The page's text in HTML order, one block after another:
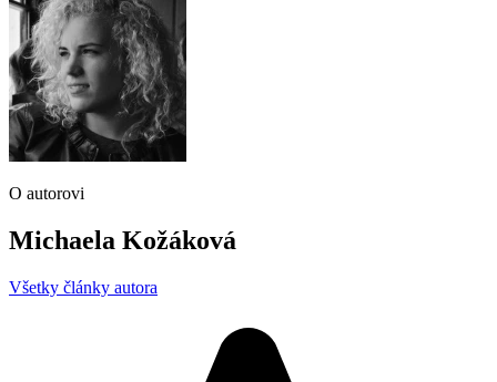
O autorovi
Michaela Kožáková
Všetky články autora